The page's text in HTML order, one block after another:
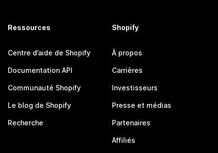
Ressources
Centre d’aide de Shopify
Documentation API
Communauté Shopify
Le blog de Shopify
Recherche
Shopify
À propos
Carrières
Investisseurs
Presse et médias
Partenaires
Affiliés